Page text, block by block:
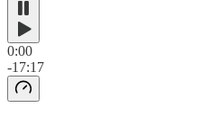
0:00
-17:17